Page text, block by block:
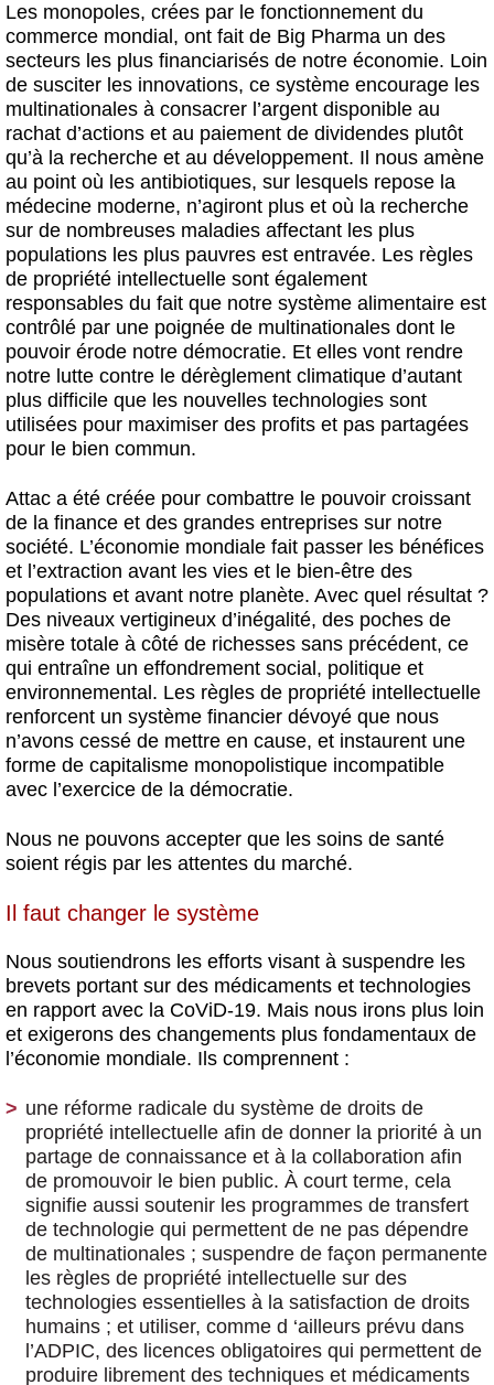
Les monopoles, crées par le fonctionnement du
commerce mondial, ont fait de Big Pharma un des
secteurs les plus financiarisés de notre économie. Loin
de susciter les innovations, ce système encourage les
multinationales à consacrer l’argent disponible au
rachat d’actions et au paiement de dividendes plutôt
qu’à la recherche et au développement. Il nous amène
au point où les antibiotiques, sur lesquels repose la
médecine moderne, n’agiront plus et où la recherche
sur de nombreuses maladies affectant les plus
populations les plus pauvres est entravée. Les règles
de propriété intellectuelle sont également
responsables du fait que notre système alimentaire est
contrôlé par une poignée de multinationales dont le
pouvoir érode notre démocratie. Et elles vont rendre
notre lutte contre le dérèglement climatique d’autant
plus difficile que les nouvelles technologies sont
utilisées pour maximiser des profits et pas partagées
pour le bien commun.
Attac a été créée pour combattre le pouvoir croissant
de la finance et des grandes entreprises sur notre
société. L’économie mondiale fait passer les bénéfices
et l’extraction avant les vies et le bien-être des
populations et avant notre planète. Avec quel résultat ?
Des niveaux vertigineux d’inégalité, des poches de
misère totale à côté de richesses sans précédent, ce
qui entraîne un effondrement social, politique et
environnemental. Les règles de propriété intellectuelle
renforcent un système financier dévoyé que nous
n’avons cessé de mettre en cause, et instaurent une
forme de capitalisme monopolistique incompatible
avec l’exercice de la démocratie.
Nous ne pouvons accepter que les soins de santé
soient régis par les attentes du marché.
Il faut changer le système
Nous soutiendrons les efforts visant à suspendre les
brevets portant sur des médicaments et technologies
en rapport avec la CoViD-19. Mais nous irons plus loin
et exigerons des changements plus fondamentaux de
l’économie mondiale. Ils comprennent :
une réforme radicale du système de droits de
propriété intellectuelle afin de donner la priorité à un
partage de connaissance et à la collaboration afin
de promouvoir le bien public. À court terme, cela
signifie aussi soutenir les programmes de transfert
de technologie qui permettent de ne pas dépendre
de multinationales ; suspendre de façon permanente
les règles de propriété intellectuelle sur des
technologies essentielles à la satisfaction de droits
humains ; et utiliser, comme d ‘ailleurs prévu dans
l’ADPIC, des licences obligatoires qui permettent de
produire librement des techniques et médicaments